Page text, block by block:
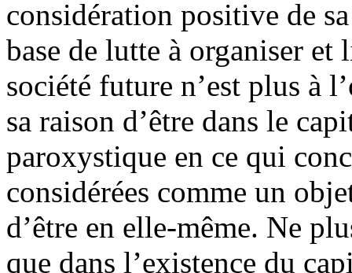
considération positive de
base de lutte à organiser
société future n’est plus à
sa raison d’être dans le
paroxystique en ce qui
considérées comme un
d’être en elle-même. Ne
que dans l’existence du